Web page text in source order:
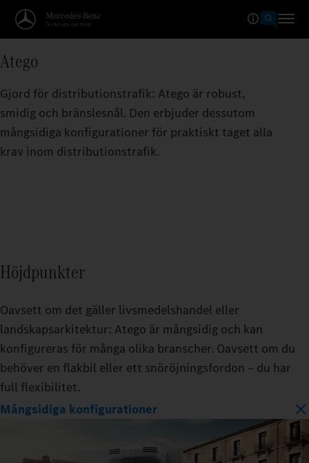
Atego
Gjord för distributionstrafik: Atego är robust,
smidig och bränslesnål. Den erbjuder dessutom
mångsidiga konfigurationer för praktiskt taget alla
krav inom distributionstrafik.
Höjdpunkter
Oavsett om det gäller livsmedelshandel eller
landskapsarkitektur: Atego är mångsidig och kan
konfigureras för många olika branscher. Oavsett om du
behöver en flakbil eller ett snöröjningsfordon – du har
full flexibilitet.
Mångsidiga konfigurationer